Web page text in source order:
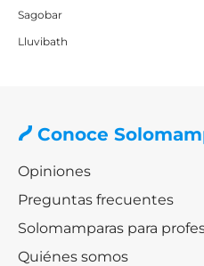
Sagobar
Lluvibath
Conoce
Opiniones
Preguntas frecuentes
Solomamparas para
Quiénes somos